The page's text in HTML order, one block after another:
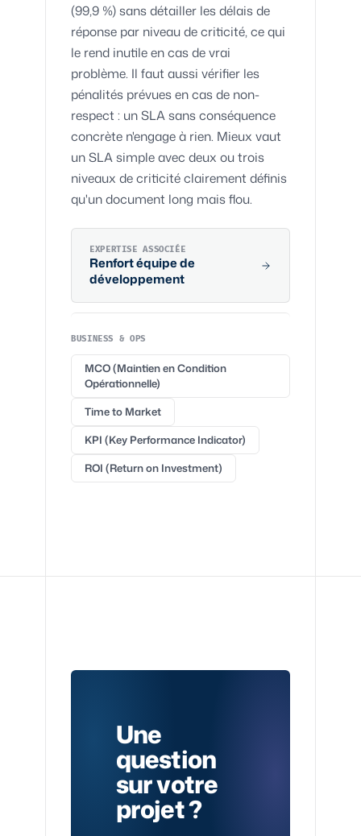
(99,9 %) sans détailler les délais de
réponse par niveau de criticité, ce qui
le rend inutile en cas de vrai
problème. Il faut aussi vérifier les
pénalités prévues en cas de non-
respect : un SLA sans conséquence
concrète n'engage à rien. Mieux vaut
un SLA simple avec deux ou trois
niveaux de criticité clairement définis
qu'un document long mais flou.
EXPERTISE ASSOCIÉE
Renfortéquipe de
développement
BUSINESS & OPS
MCO (Maintien en Condition
Opérationnelle)
Time to Market
KPI (Key Performance Indicator)
ROI (Return on Investment)
Une
question
sur votre
projet ?